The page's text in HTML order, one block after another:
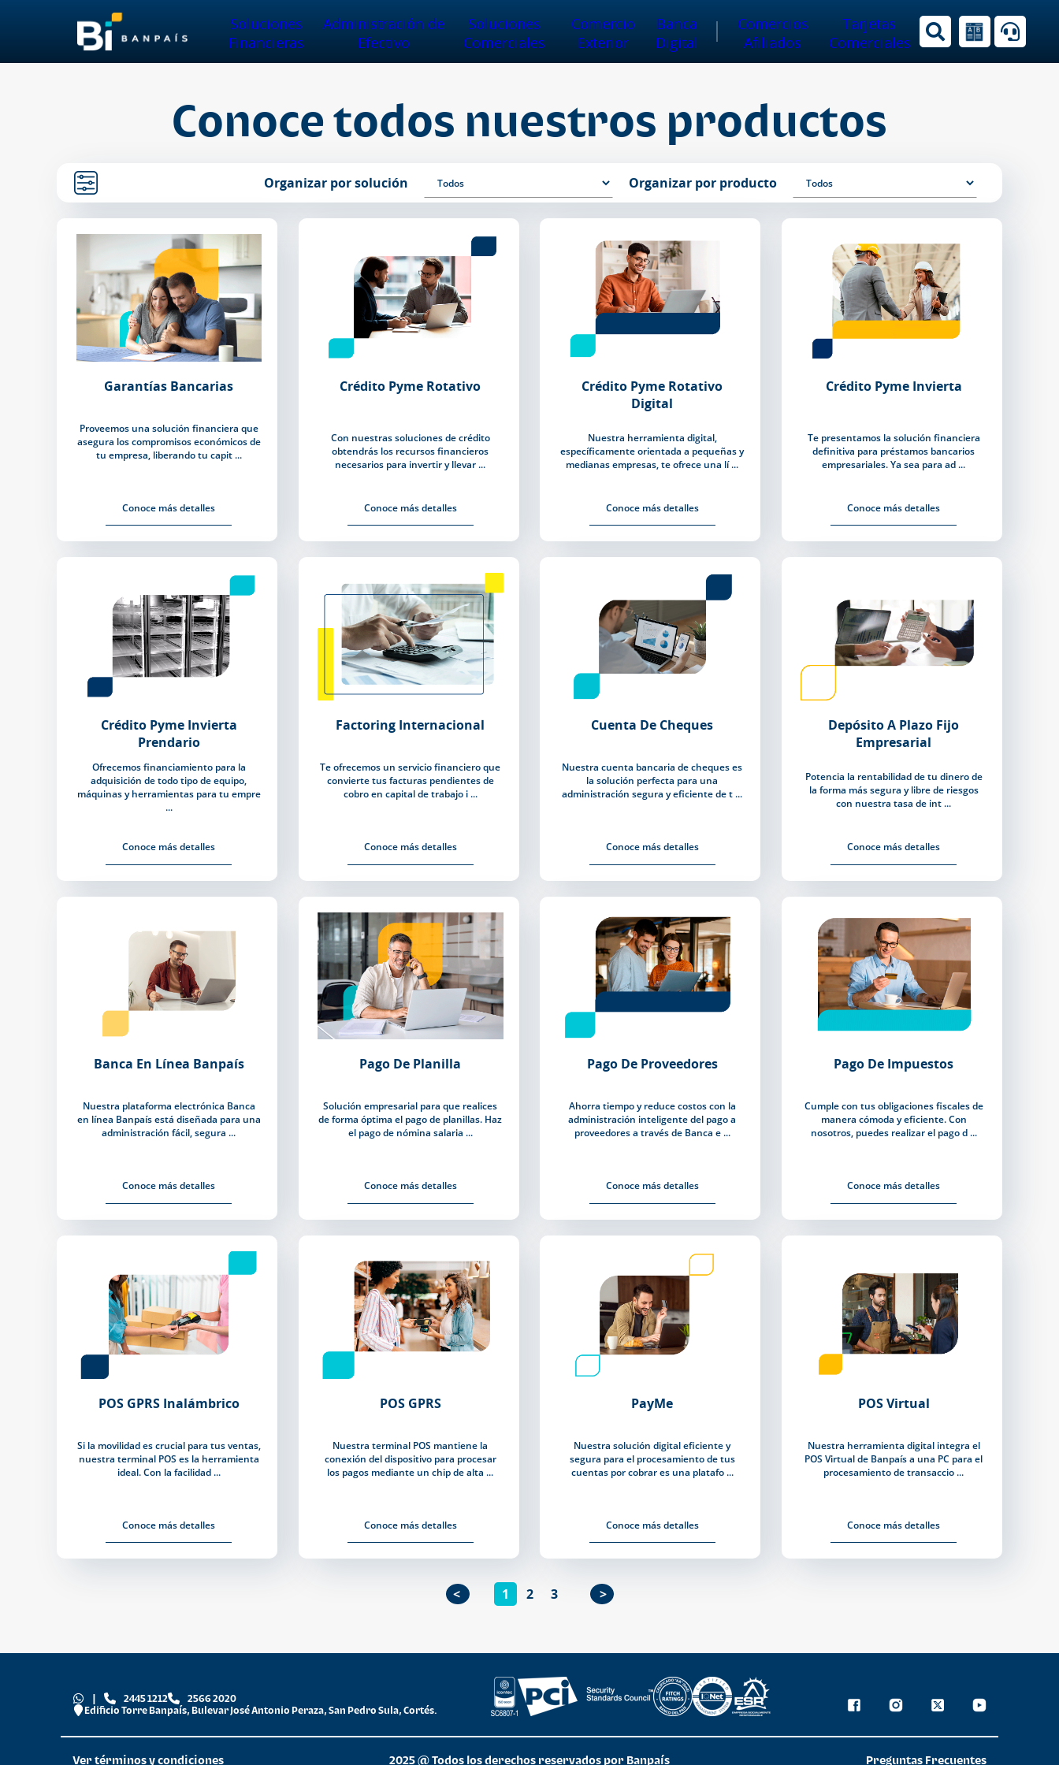
Soluciones
Financieras
Administración de
Efectivo
Soluciones
Comerciales
Comercio
Exterior
Banca
Digital
Comercios
Afiliados
Tarjetas
Comerciales
Conoce todos nuestros productos
Organizar por solución Organizar por producto
Garantías Bancarias
Proveemos una solución financiera que
asegura los compromisos económicos de
tu empresa, liberando tu capit ...
Conoce más detalles
Crédito Pyme Rotativo
Con nuestras soluciones de crédito
obtendrás los recursos financieros
necesarios para invertir y llevar ...
Conoce más detalles
Crédito Pyme Rotativo
Digital
Nuestra herramienta digital,
específicamente orientada a pequeñas y
medianas empresas, te ofrece una lí ...
Conoce más detalles
Crédito Pyme Invierta
Te presentamos la solución financiera
definitiva para préstamos bancarios
empresariales. Ya sea para ad ...
Conoce más detalles
Crédito Pyme Invierta
Prendario
Ofrecemos financiamiento para la
adquisición de todo tipo de equipo,
máquinas y herramientas para tu empre
...
Conoce más detalles
Factoring Internacional
Te ofrecemos un servicio financiero que
convierte tus facturas pendientes de
cobro en capital de trabajo i ...
Conoce más detalles
Cuenta De Cheques
Nuestra cuenta bancaria de cheques es
la solución perfecta para una
administración segura y eficiente de t ...
Conoce más detalles
Depósito A Plazo Fijo
Empresarial
Potencia la rentabilidad de tu dinero de
la forma más segura y libre de riesgos
con nuestra tasa de int ...
Conoce más detalles
Banca En Línea Banpaís
Nuestra plataforma electrónica Banca
en línea Banpaís está diseñada para una
administración fácil, segura ...
Conoce más detalles
Pago De Planilla
Solución empresarial para que realices
de forma óptima el pago de planillas. Haz
el pago de nómina salaria ...
Conoce más detalles
Pago De Proveedores
Ahorra tiempo y reduce costos con la
administración inteligente del pago a
proveedores a través de Banca e ...
Conoce más detalles
Pago De Impuestos
Cumple con tus obligaciones fiscales de
manera cómoda y eficiente. Con
nosotros, puedes realizar el pago d ...
Conoce más detalles
POS GPRS Inalámbrico
Si la movilidad es crucial para tus ventas,
nuestra terminal POS es la herramienta
ideal. Con la facilidad ...
Conoce más detalles
POS GPRS
Nuestra terminal POS mantiene la
conexión del dispositivo para procesar
los pagos mediante un chip de alta ...
Conoce más detalles
PayMe
Nuestra solución digital eficiente y
segura para el procesamiento de tus
cuentas por cobrar es una platafo ...
Conoce más detalles
POS Virtual
Nuestra herramienta digital integra el
POS Virtual de Banpaís a una PC para el
procesamiento de transaccio ...
Conoce más detalles
1 2 3
2445 1212
2566 2020
Edificio Torre Banpaís, Bulevar José Antonio Peraza, San Pedro Sula, Cortés.
Ver términos y condiciones 2025 @ Todos los derechos reservados por Banpaís Preguntas Frecuentes